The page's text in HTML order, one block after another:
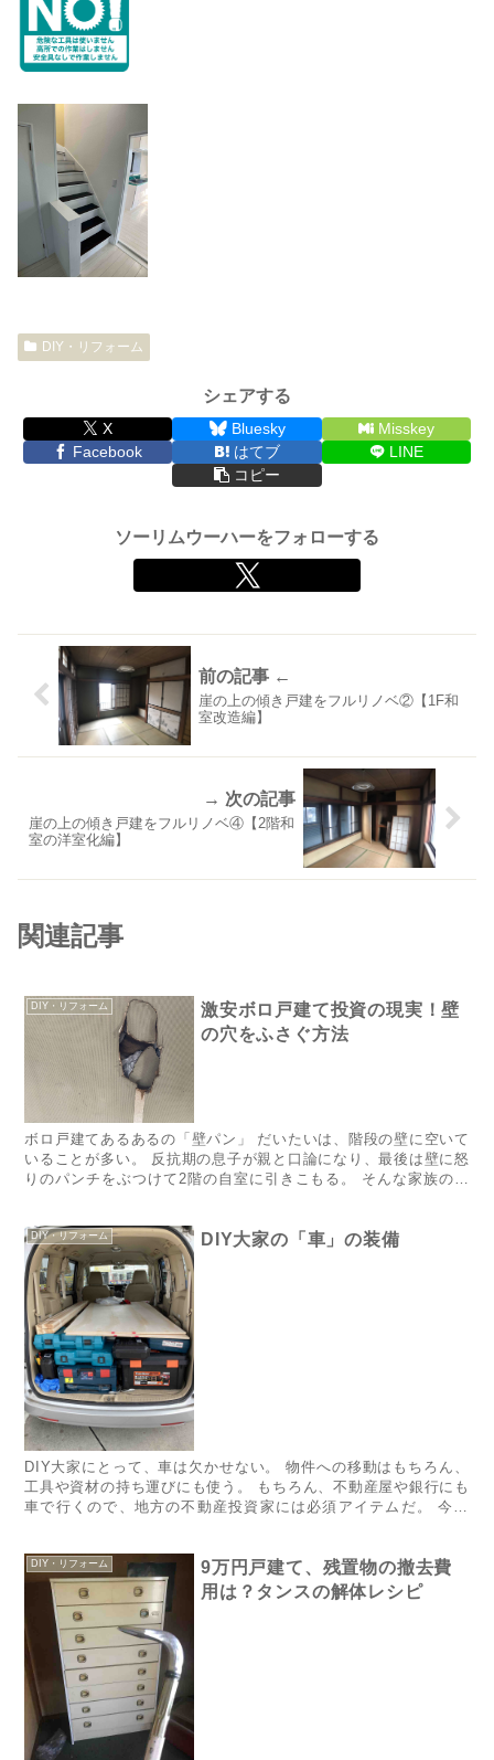
DIY・リフォーム
シェアする
X Bluesky
Misskey
Facebook
はてブ
LINE
コピー
ソーリムウーハーをフォローする
崖の上の傾き戸建をフルリノベ②【1F和
室改造編】
崖の上の傾き戸建をフルリノベ④【2階和
室の洋室化編】
関連記事
DIY・リフォーム
激安ボロ戸建て投資の現実！壁
の穴をふさぐ方法
​​​​​​​​​​​​​​​ボロ戸建てあるあるの「壁パン」 だいたいは、階段の壁に空いて
いることが多い。 反抗期の息子が親と口論になり、最後は壁に怒
りのパンチをぶつけて2階の自室に引きこもる。 そんな家族の葛
DIY・リフォーム DIY大家の「車」の装備
​​​​​​​​​​​​​​​​​​DIY大家にとって、車は欠かせない。 物件への移動はもちろん、
工具や資材の持ち運びにも使う。 もちろん、不動産屋や銀行にも
車で行くので、地方の不動産投資家には必須アイテムだ。 今日
DIY・リフォーム
9万円戸建て、残置物の撤去費
用は？タンスの解体レシピ